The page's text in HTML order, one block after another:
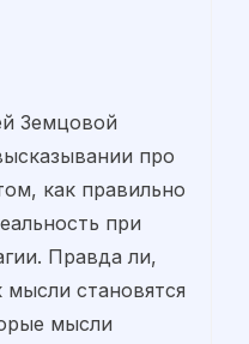
Земцовой
про
как правильно
при
Правда ли,
становятся
мысли